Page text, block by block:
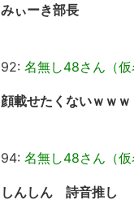
みぃーき部長
92: 名無し48さん（仮
顔載せたくないｗｗｗ
94: 名無し48さん（仮
しんしん 詩音推し